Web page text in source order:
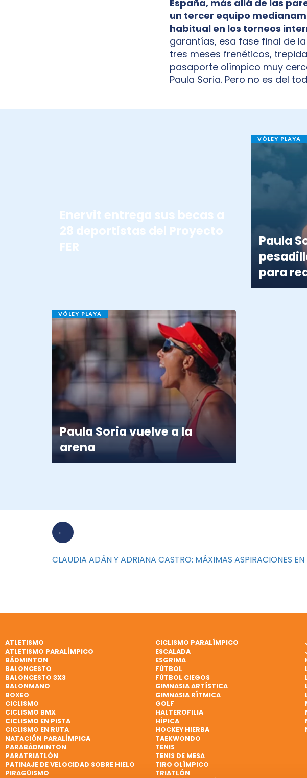
España, más allá de las
un tercer equipo
habitual en los torneos
garantías, esa fase final de
tres meses frenéticos,
pasaporte olímpico muy
Paula Soria. Pero no es del
Enervit entrega sus becas a
28 deportistas del Proyecto
FER
VÓLEY PLAYA
Paula
para
VÓLEY PLAYA
Paula Soria vuelve a la
arena
CLAUDIA ADÁN Y ADRIANA CASTRO: MÁXIMAS ASPIRACIONES EN
ATLETISMO
ATLETISMO PARALÍMPICO
BÁDMINTON
BALONCESTO
BALONCESTO 3X3
BALONMANO
BOXEO
CICLISMO
CICLISMO BMX
CICLISMO EN PISTA
CICLISMO EN RUTA
CICLISMO PARALÍMPICO
ESCALADA
ESGRIMA
FÚTBOL
FÚTBOL CIEGOS
GIMNASIA ARTÍSTICA
GIMNASIA RÍTMICA
GOLF
HALTEROFILIA
HÍPICA
HOCKEY HIERBA
NATACIÓN PARALÍMPICA
PARABÁDMINTON
PARATRIATLÓN
PATINAJE DE VELOCIDAD SOBRE HIELO
PIRAGÜISMO
TAEKWONDO
TENIS
TENIS DE MESA
TIRO OLÍMPICO
TRIATLÓN